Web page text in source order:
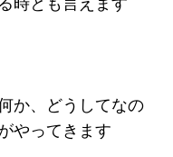
か、どうしてなの
やってきます